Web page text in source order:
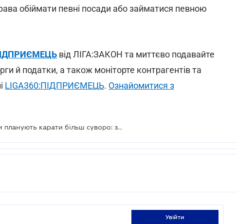
обіймати певні посади або займатися певною
від ЛІГА:ЗАКОН та миттєво подавайте
й податки, а також моніторте контрагентів та
LIGA360:ПІДПРИЄМЕЦЬ. Ознайомитися з
За невиплату заробітної плати планують карати більш суворо: законопроект в Раді
увійти